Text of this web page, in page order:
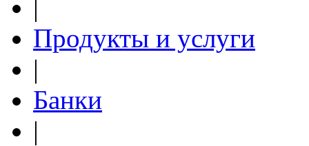
|
Продукты и услуги
|
Банки
|